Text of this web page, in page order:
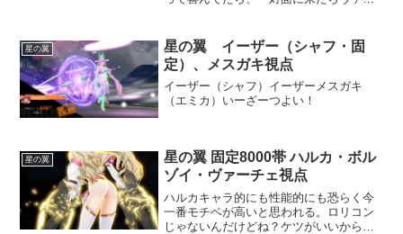
ぱこいつなんやなってガラハッド暁下方
がマイルドだねぇ！？次...
星の翼
星の翼 イーザー（シャフ・固
定）、メスガキ視点
イーザー（シャフ）イーザーメスガキ
（エミカ）いーざーつよい！
星の翼
星の翼 固定8000帯 ハルカ・ボル
ゾイ・ヴァーチェ視点
ハルカキャラ的にも性能的にも恐らく今
一番モチベが高いと思われる。ロリコン
じゃないんだけどね？ケツがいいから